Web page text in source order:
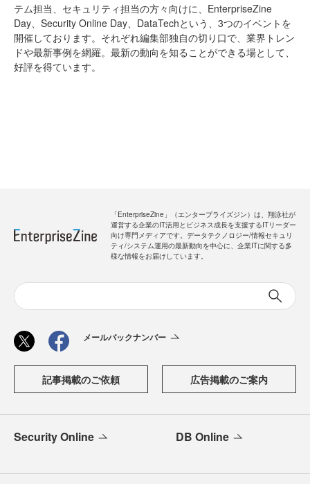
テム担当、セキュリティ担当の方々向けに、EnterpriseZine
Day、Security Online Day、DataTechという、3つのイベントを
開催しております。それぞれ編集部独自の切り口で、業界トレン
ドや最新事例を網羅。最新の動向を知ることができる場として、
好評を得ています。
「EnterpriseZine」（エンタープライズジン）は、翔泳社が
運営する企業のIT活用とビジネス成長を支援するITリーダー
向け専門メディアです。データテクノロジー/情報セキュリ
ティ/システム運用の最新動向を中心に、企業ITに関する多
様な情報をお届けしています。
メールバックナンバー
記事掲載のご依頼 広告掲載のご案内
Security Online DB Online